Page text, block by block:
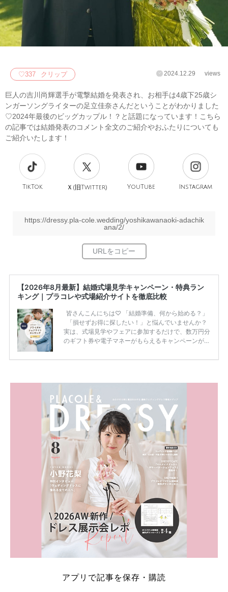
♡337 クリップ 2024.12.29 views
巨人の吉川尚輝選手が電撃結婚を発表され、お相手は4歳下25歳シ
ンガーソングライターの足立佳奈さんだということがわかりました
♡2024年最後のビッグカップル！？と話題になっています！こちら
の記事では結婚発表のコメント全文のご紹介やおふたりについても
ご紹介いたします！
TikTok Ｘ(旧Twitter) YouTube Instagram
https://dressy.pla-cole.wedding/yoshikawanaoki-adachik
ana/2/
【2026年8月最新】結婚式場見学キャンペーン・特典ラン
キング｜プラコレや式場紹介サイトを徹底比較
皆さんこんにちは♡ 「結婚準備、何から始める？」
「損せずお得に探したい！」と悩んでいませんか？
実は、式場見学やフェアに参加するだけで、数万円分
のギフト券や電子マネーがもらえるキャンペーンがあ
ため、比較せずに選ぶと損をしてしまうことも……。
内容：特典金額・条件・応募方法・注意点 「どこが
一番お得？」「プラコレの特典は？」といった疑問も
解決します。 まずは診断で候補を絞れる「ウェディ
ング診断」か、体験型 […]
続きを読む
アプリで記事を保存・購読